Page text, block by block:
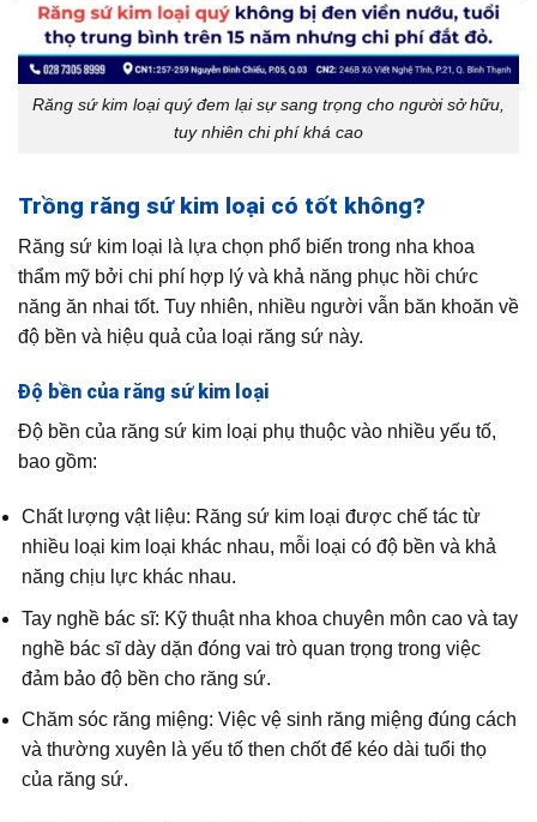
Răng sứ kim loại quý đem lại sự sang trọng cho người sở hữu,
tuy nhiên chi phí khá cao
Trồng răng sứ kim loại có tốt không?
Răng sứ kim loại là lựa chọn phổ biến trong nha khoa
thẩm mỹ bởi chi phí hợp lý và khả năng phục hồi chức
năng ăn nhai tốt. Tuy nhiên, nhiều người vẫn băn khoăn về
độ bền và hiệu quả của loại răng sứ này.
Độ bền của răng sứ kim loại
Độ bền của răng sứ kim loại phụ thuộc vào nhiều yếu tố,
bao gồm:
Chất lượng vật liệu: Răng sứ kim loại được chế tác từ
nhiều loại kim loại khác nhau, mỗi loại có độ bền và khả
năng chịu lực khác nhau.
Tay nghề bác sĩ: Kỹ thuật nha khoa chuyên môn cao và tay
nghề bác sĩ dày dặn đóng vai trò quan trọng trong việc
đảm bảo độ bền cho răng sứ.
Chăm sóc răng miệng: Việc vệ sinh răng miệng đúng cách
và thường xuyên là yếu tố then chốt để kéo dài tuổi thọ
của răng sứ.